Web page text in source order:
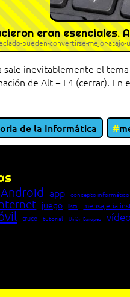
eran esenciales.
pueden-convertirse-mejor-atajo-
inevitablemente el
de Alt + F4 (cerrar).
de la Informática
Android app concepto informático
juego lista mensajería
truco tutorial Unión Europea vídeo